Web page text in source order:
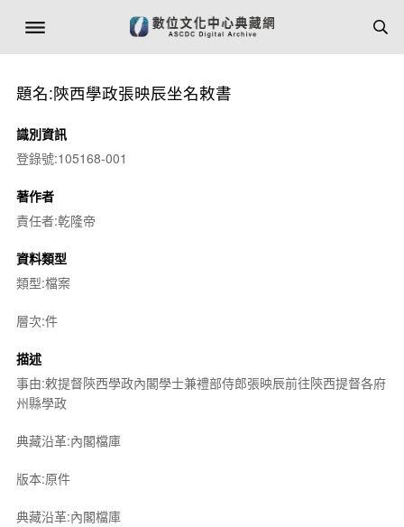
題名:陝西學政張映辰坐名敕書
識別資訊
登錄號:105168-001
著作者
責任者:乾隆帝
資料類型
類型:檔案
層次:件
描述
事由:敕提督陝西學政內閣學士兼禮部侍郎張映辰前往陝西提督各府
州縣學政
典藏沿革:內閣檔庫
版本:原件
典藏沿革:內閣檔庫